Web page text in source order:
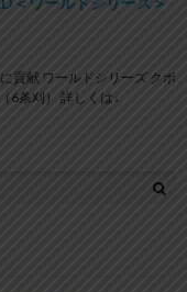
貢献 ワールドシリーズ クボ
6条刈） 詳しくは↓